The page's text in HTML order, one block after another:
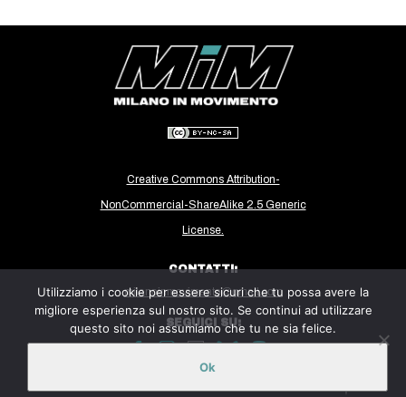
CINEMA
MANIFESTI
MUSICA
INTERNAZIONALE
AFRICA
AMERICHE
ESTREMO ORIENTE
EUROPA
Creative Commons Attribution-
NonCommercial-ShareAlike 2.5 Generic
License.
CONTATTI:
milanoinmovimento@gmail.com
SEGUICI SU:
Utilizziamo i cookie per essere sicuri che tu possa avere la
migliore esperienza sul nostro sito. Se continui ad utilizzare
questo sito noi assumiamo che tu ne sia felice.
Ok